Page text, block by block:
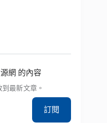
網 的內容
最新文章。
訂閱